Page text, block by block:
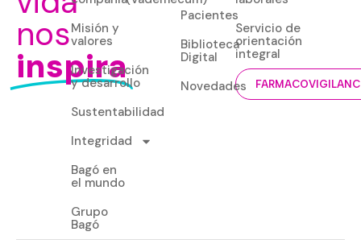
nos
inspira
Misión y
valores
Investigación
y desarrollo
Sustentabilidad
Integridad
Bagó en
el mundo
Grupo
Bagó
Pacientes
Biblioteca
Digital
Novedades
Servicio de
orientación
integral